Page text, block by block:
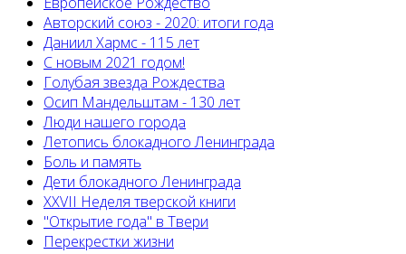
Авторский союз - 2020: итоги года
Даниил Хармс - 115 лет
С новым 2021 годом!
Голубая звезда Рождества
Осип Мандельштам - 130 лет
Люди нашего города
Летопись блокадного Ленинграда
Боль и память
Дети блокадного Ленинграда
XXVII Неделя тверской книги
"Открытие года" в Твери
Перекрестки жизни